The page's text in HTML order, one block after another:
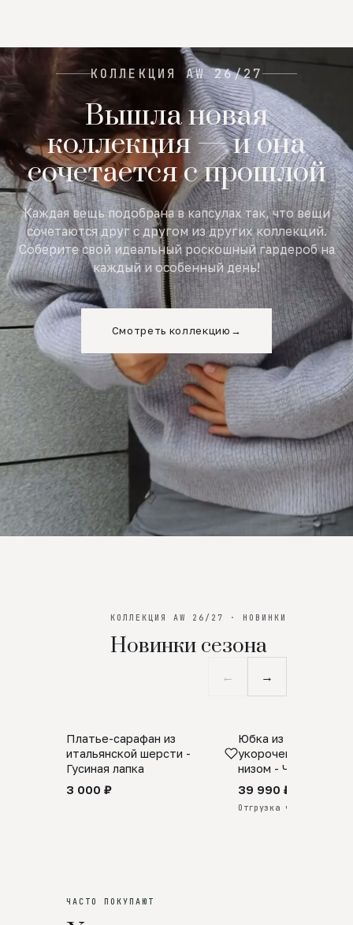
КОЛЛЕКЦИЯ AW 26/27
Вышла новая
коллекция — и она
сочетается с прошлой
Каждая вещь подобрана в капсулах так, что вещи
сочетаются друг с другом из других коллекций.
Соберите свой идеальный роскошный гардероб на
каждый и особенный день!
Смотреть коллекцию →
КОЛЛЕКЦИЯ AW 26/27 · НОВИНКИ
Новинки сезона
← →
SALE
Платье-сарафан из
итальянской шерсти -
Гусиная лапка
3 000 ₽
ПРЕДЗАКАЗ
Юбка из
укороченная с
низом - Черный
39 990 ₽
Отгрузка через 25 дней
ЧАСТО ПОКУПАЮТ